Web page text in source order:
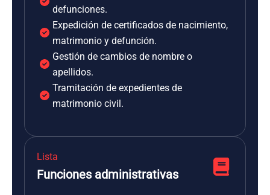
defunciones.
Expedición de certificados de nacimiento,
matrimonio y defunción.
Gestión de cambios de nombre o
apellidos.
Tramitación de expedientes de
matrimonio civil.
Lista
Funciones administrativas